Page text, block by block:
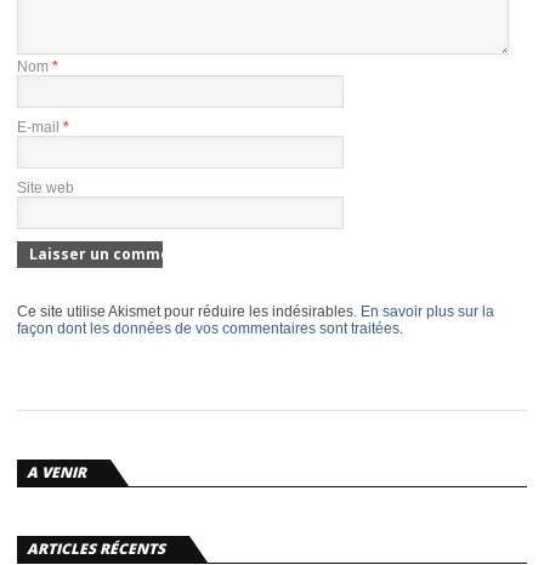
Nom *
E-mail *
Site web
Ce site utilise Akismet pour réduire les indésirables. En savoir plus sur la
façon dont les données de vos commentaires sont traitées.
A VENIR
ARTICLES RÉCENTS